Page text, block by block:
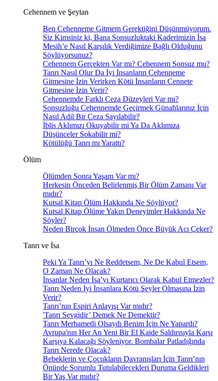
Cehennem ve Şeytan
Ben Cehenneme Gitmem Gerektiğini Düşünmüyorum.
Siz Kimsiniz ki, Bana Sonsuzluktaki Kaderimizin İsa
Mesih’e Nasıl Karşılık Verdiğimize Bağlı Olduğunu
Söylüyorsunuz?
Cehennem Gerçekten Var mı? Cehennem Sonsuz mu?
Tanrı Nasıl Olur Da İyi İnsanların Cehenneme
Gitmesine İzin Verirken Kötü İnsanların Cennete
Gitmesine İzin Verir?
Cehennemde Farklı Ceza Düzeyleri Var mı?
Sonsuzluğu Cehennemde Geçirmek Günahlarınız İçin
Nasıl Adil Bir Ceza Sayılabilir?
İblis Aklımızı Okuyabilir mi Ya Da Aklımıza
Düşünceler Sokabilir mi?
Kötülüğü Tanrı mı Yarattı?
Ölüm
Ölümden Sonra Yaşam Var mı?
Herkesin Önceden Belirlenmiş Bir Ölüm Zamanı Var
mıdır?
Kutsal Kitap Ölüm Hakkında Ne Söylüyor?
Kutsal Kitap Ölüme Yakın Deneyimler Hakkında Ne
Söyler?
Neden Birçok İnsan Ölmeden Önce Büyük Acı Çeker?
Tanrı ve İsa
Peki Ya Tanrı’yı Ne Reddetsem, Ne De Kabul Etsem,
O Zaman Ne Olacak?
İnsanlar Neden İsa’yı Kurtarıcı Olarak Kabul Etmezler?
Tanrı Neden İyi İnsanlara Kötü Şeyler Olmasına İzin
Verir?
Tanrı’nın Espiri Anlayışı Var mıdır?
'Tanrı Sevgidir’ Demek Ne Demektir?
Tanrı Merhametli Olsaydı Benim İçin Ne Yapardı?
Avrupa'nın Her An Yeni Bir El Kaide Saldırısıyla Karşı
Karşıya Kalacağı Söyleniyor. Bombalar Patladığında
Tanrı Nerede Olacak?
Bebeklerin ve Çocukların Davranışları İçin Tanrı’nın
Önünde Sorumlu Tutulabilecekleri Duruma Geldikleri
Bir Yaş Var mıdır?